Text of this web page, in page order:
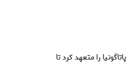
را متعهد کرد تا